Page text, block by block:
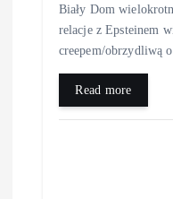
Biały Dom
relacje z Epsteinem
creepem/obrzydliwą
Read more